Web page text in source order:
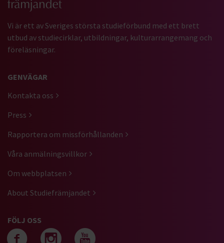
Vi är ett av Sveriges största studieförbund med ett brett
utbud av studiecirklar, utbildningar, kulturarrangemang och
föreläsningar.
GENVÄGAR
Kontakta oss
Press
Rapportera om missförhållanden
Våra anmälningsvillkor
Om webbplatsen
About Studiefrämjandet
FÖLJ OSS